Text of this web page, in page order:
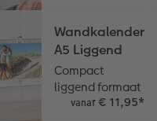
Wandkalender
A5 Liggend
Compact
liggend formaat
vanaf € 11,95*